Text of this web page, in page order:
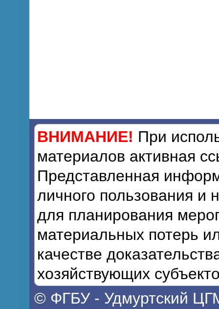
ВНИМАНИЕ! При
материалов активная
Представленная
личного пользования и
для планирования
материальных потерь
качестве
хозяйствующих
© ФГБУ - Удмуртский